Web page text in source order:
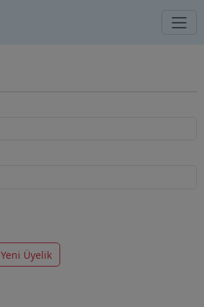
Yeni Üyelik